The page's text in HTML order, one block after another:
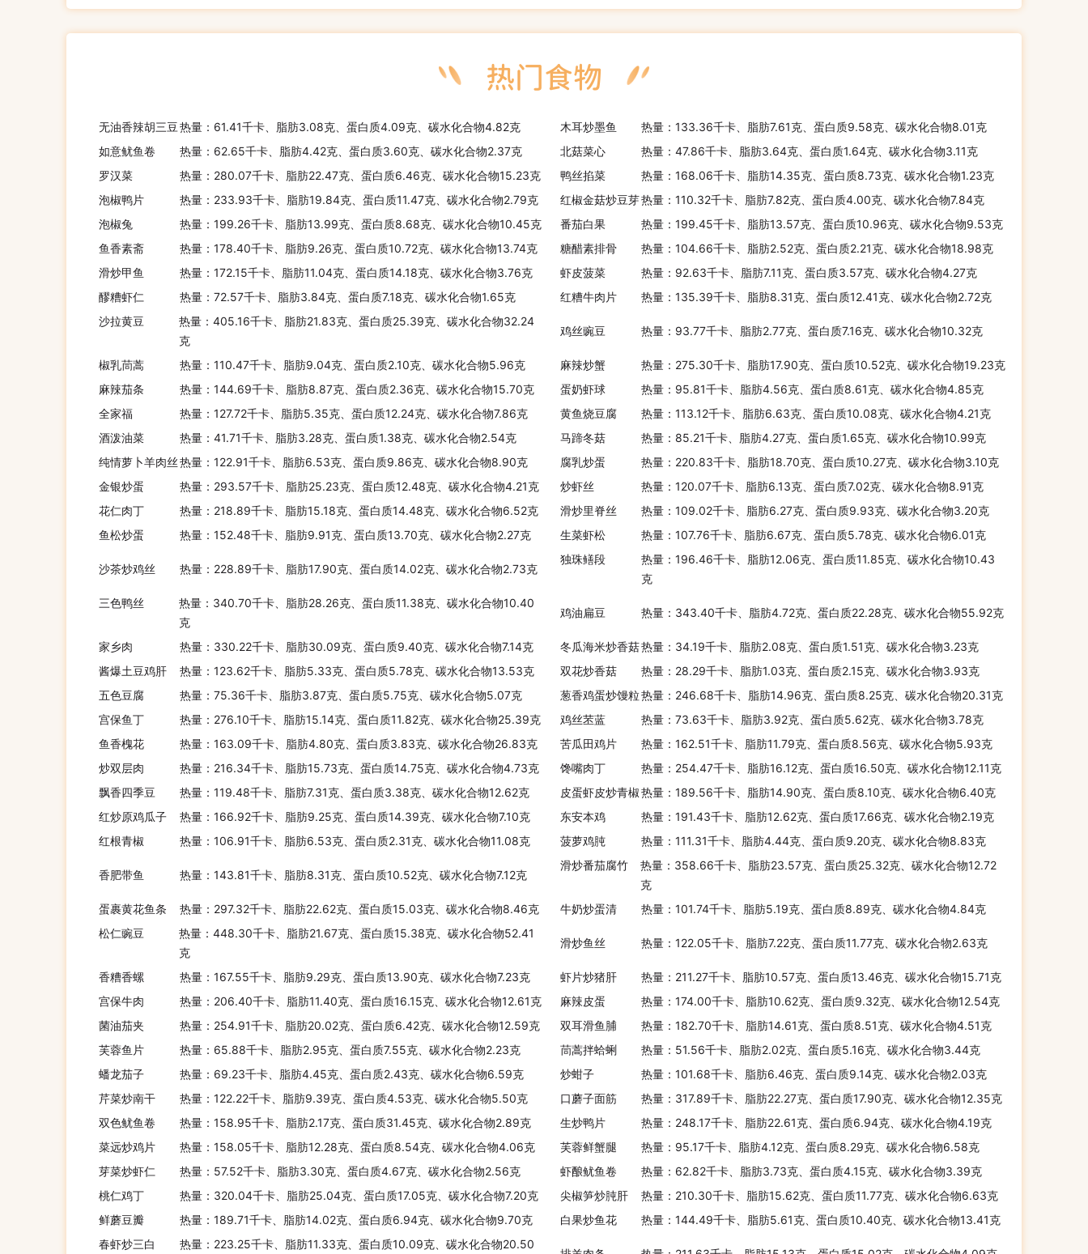
无油香辣胡三豆热量：61.41千卡、脂肪3.08克、蛋白质4.09克、碳水化合物4.82克 木耳炒墨鱼
热量：133.36千卡、脂肪7.61克、蛋白质9.58克、碳水化合物8.01克
如意鱿鱼卷
热量：62.65千卡、脂肪4.42克、蛋白质3.60克、碳水化合物2.37克 北菇菜心
热量：47.86千卡、脂肪3.64克、蛋白质1.64克、碳水化合物3.11克
罗汉菜
热量：280.07千卡、脂肪22.47克、蛋白质6.46克、碳水化合物15.23克 鸭丝掐菜
热量：168.06千卡、脂肪14.35克、蛋白质8.73克、碳水化合物1.23克
泡椒鸭片
热量：233.93千卡、脂肪19.84克、蛋白质11.47克、碳水化合物2.79克 红椒金菇炒豆芽热量：110.32千卡、脂肪7.82克、蛋白质4.00克、碳水化合物7.84克
泡椒兔
热量：199.26千卡、脂肪13.99克、蛋白质8.68克、碳水化合物10.45克 番茄白果
热量：199.45千卡、脂肪13.57克、蛋白质10.96克、碳水化合物9.53克
鱼香素斋
热量：178.40千卡、脂肪9.26克、蛋白质10.72克、碳水化合物13.74克 糖醋素排骨
热量：104.66千卡、脂肪2.52克、蛋白质2.21克、碳水化合物18.98克
滑炒甲鱼
热量：172.15千卡、脂肪11.04克、蛋白质14.18克、碳水化合物3.76克 虾皮菠菜
热量：92.63千卡、脂肪7.11克、蛋白质3.57克、碳水化合物4.27克
醪糟虾仁
热量：72.57千卡、脂肪3.84克、蛋白质7.18克、碳水化合物1.65克 红糟牛肉片
热量：135.39千卡、脂肪8.31克、蛋白质12.41克、碳水化合物2.72克
沙拉黄豆
热量：405.16千卡、脂肪21.83克、蛋白质25.39克、碳水化合物32.24
克
鸡丝豌豆 热量：93.77千卡、脂肪2.77克、蛋白质7.16克、碳水化合物10.32克
椒乳茼蒿 热量：110.47千卡、脂肪9.04克、蛋白质2.10克、碳水化合物5.96克 麻辣炒蟹
热量：275.30千卡、脂肪17.90克、蛋白质10.52克、碳水化合物19.23克
麻辣茄条
热量：144.69千卡、脂肪8.87克、蛋白质2.36克、碳水化合物15.70克 蛋奶虾球
热量：95.81千卡、脂肪4.56克、蛋白质8.61克、碳水化合物4.85克
全家福
热量：127.72千卡、脂肪5.35克、蛋白质12.24克、碳水化合物7.86克 黄鱼烧豆腐
热量：113.12千卡、脂肪6.63克、蛋白质10.08克、碳水化合物4.21克
酒泼油菜
热量：41.71千卡、脂肪3.28克、蛋白质1.38克、碳水化合物2.54克 马蹄冬菇
热量：85.21千卡、脂肪4.27克、蛋白质1.65克、碳水化合物10.99克
纯情萝卜羊肉丝热量：122.91千卡、脂肪6.53克、蛋白质9.86克、碳水化合物8.90克 腐乳炒蛋
热量：220.83千卡、脂肪18.70克、蛋白质10.27克、碳水化合物3.10克
金银炒蛋
热量：293.57千卡、脂肪25.23克、蛋白质12.48克、碳水化合物4.21克 炒虾丝
热量：120.07千卡、脂肪6.13克、蛋白质7.02克、碳水化合物8.91克
花仁肉丁
热量：218.89千卡、脂肪15.18克、蛋白质14.48克、碳水化合物6.52克 滑炒里脊丝
热量：109.02千卡、脂肪6.27克、蛋白质9.93克、碳水化合物3.20克
鱼松炒蛋
热量：152.48千卡、脂肪9.91克、蛋白质13.70克、碳水化合物2.27克 生菜虾松 热量：107.76千卡、脂肪6.67克、蛋白质5.78克、碳水化合物6.01克
沙茶炒鸡丝 热量：228.89千卡、脂肪17.90克、蛋白质14.02克、碳水化合物2.73克
独珠鳝段
热量：196.46千卡、脂肪12.06克、蛋白质11.85克、碳水化合物10.43
克
三色鸭丝
热量：340.70千卡、脂肪28.26克、蛋白质11.38克、碳水化合物10.40
克
鸡油扁豆 热量：343.40千卡、脂肪4.72克、蛋白质22.28克、碳水化合物55.92克
家乡肉 热量：330.22千卡、脂肪30.09克、蛋白质9.40克、碳水化合物7.14克 冬瓜海米炒香菇热量：34.19千卡、脂肪2.08克、蛋白质1.51克、碳水化合物3.23克
酱爆土豆鸡肝
热量：123.62千卡、脂肪5.33克、蛋白质5.78克、碳水化合物13.53克 双花炒香菇
热量：28.29千卡、脂肪1.03克、蛋白质2.15克、碳水化合物3.93克
五色豆腐
热量：75.36千卡、脂肪3.87克、蛋白质5.75克、碳水化合物5.07克 葱香鸡蛋炒馒粒热量：246.68千卡、脂肪14.96克、蛋白质8.25克、碳水化合物20.31克
宫保鱼丁
热量：276.10千卡、脂肪15.14克、蛋白质11.82克、碳水化合物25.39克 鸡丝苤蓝
热量：73.63千卡、脂肪3.92克、蛋白质5.62克、碳水化合物3.78克
鱼香槐花
热量：163.09千卡、脂肪4.80克、蛋白质3.83克、碳水化合物26.83克 苦瓜田鸡片
热量：162.51千卡、脂肪11.79克、蛋白质8.56克、碳水化合物5.93克
炒双层肉
热量：216.34千卡、脂肪15.73克、蛋白质14.75克、碳水化合物4.73克 馋嘴肉丁
热量：254.47千卡、脂肪16.12克、蛋白质16.50克、碳水化合物12.11克
飘香四季豆
热量：119.48千卡、脂肪7.31克、蛋白质3.38克、碳水化合物12.62克 皮蛋虾皮炒青椒热量：189.56千卡、脂肪14.90克、蛋白质8.10克、碳水化合物6.40克
红炒原鸡瓜子
热量：166.92千卡、脂肪9.25克、蛋白质14.39克、碳水化合物7.10克 东安本鸡
热量：191.43千卡、脂肪12.62克、蛋白质17.66克、碳水化合物2.19克
红根青椒
热量：106.91千卡、脂肪6.53克、蛋白质2.31克、碳水化合物11.08克 菠萝鸡肫 热量：111.31千卡、脂肪4.44克、蛋白质9.20克、碳水化合物8.83克
香肥带鱼 热量：143.81千卡、脂肪8.31克、蛋白质10.52克、碳水化合物7.12克
滑炒番茄腐竹
热量：358.66千卡、脂肪23.57克、蛋白质25.32克、碳水化合物12.72
克
蛋裹黄花鱼条
热量：297.32千卡、脂肪22.62克、蛋白质15.03克、碳水化合物8.46克 牛奶炒蛋清
热量：101.74千卡、脂肪5.19克、蛋白质8.89克、碳水化合物4.84克
松仁豌豆
热量：448.30千卡、脂肪21.67克、蛋白质15.38克、碳水化合物52.41
克
滑炒鱼丝 热量：122.05千卡、脂肪7.22克、蛋白质11.77克、碳水化合物2.63克
香糟香螺 热量：167.55千卡、脂肪9.29克、蛋白质13.90克、碳水化合物7.23克 虾片炒猪肝
热量：211.27千卡、脂肪10.57克、蛋白质13.46克、碳水化合物15.71克
宫保牛肉
热量：206.40千卡、脂肪11.40克、蛋白质16.15克、碳水化合物12.61克 麻辣皮蛋
热量：174.00千卡、脂肪10.62克、蛋白质9.32克、碳水化合物12.54克
菌油茄夹
热量：254.91千卡、脂肪20.02克、蛋白质6.42克、碳水化合物12.59克 双耳滑鱼脯
热量：182.70千卡、脂肪14.61克、蛋白质8.51克、碳水化合物4.51克
芙蓉鱼片
热量：65.88千卡、脂肪2.95克、蛋白质7.55克、碳水化合物2.23克 茼蒿拌蛤蜊
热量：51.56千卡、脂肪2.02克、蛋白质5.16克、碳水化合物3.44克
蟠龙茄子
热量：69.23千卡、脂肪4.45克、蛋白质2.43克、碳水化合物6.59克 炒蚶子
热量：101.68千卡、脂肪6.46克、蛋白质9.14克、碳水化合物2.03克
芹菜炒南干
热量：122.22千卡、脂肪9.39克、蛋白质4.53克、碳水化合物5.50克 口蘑子面筋
热量：317.89千卡、脂肪22.27克、蛋白质17.90克、碳水化合物12.35克
双色鱿鱼卷
热量：158.95千卡、脂肪2.17克、蛋白质31.45克、碳水化合物2.89克 生炒鸭片
热量：248.17千卡、脂肪22.61克、蛋白质6.94克、碳水化合物4.19克
菜远炒鸡片
热量：158.05千卡、脂肪12.28克、蛋白质8.54克、碳水化合物4.06克 芙蓉鲜蟹腿
热量：95.17千卡、脂肪4.12克、蛋白质8.29克、碳水化合物6.58克
芽菜炒虾仁
热量：57.52千卡、脂肪3.30克、蛋白质4.67克、碳水化合物2.56克 虾酿鱿鱼卷
热量：62.82千卡、脂肪3.73克、蛋白质4.15克、碳水化合物3.39克
桃仁鸡丁
热量：320.04千卡、脂肪25.04克、蛋白质17.05克、碳水化合物7.20克 尖椒笋炒肫肝
热量：210.30千卡、脂肪15.62克、蛋白质11.77克、碳水化合物6.63克
鲜蘑豆瓣
热量：189.71千卡、脂肪14.02克、蛋白质6.94克、碳水化合物9.70克 白果炒鱼花
热量：144.49千卡、脂肪5.61克、蛋白质10.40克、碳水化合物13.41克
春虾炒三白
热量：223.25千卡、脂肪11.33克、蛋白质10.09克、碳水化合物20.50